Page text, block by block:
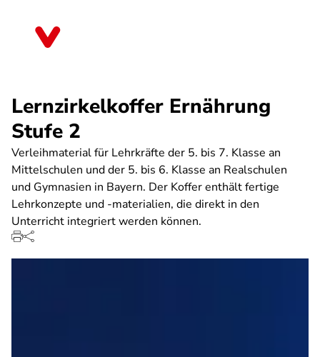
Lernzirkelkoffer Ernährung
Stufe 2
Verleihmaterial für Lehrkräfte der 5. bis 7. Klasse an
Mittelschulen und der 5. bis 6. Klasse an Realschulen
und Gymnasien in Bayern. Der Koffer enthält fertige
Lehrkonzepte und -materialien, die direkt in den
Unterricht integriert werden können.